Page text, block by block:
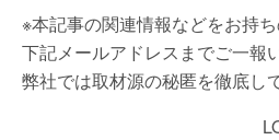
※本記事の関連情報などをお持
下記メールアドレスまでご一報
弊社では取材源の秘匿を徹底し